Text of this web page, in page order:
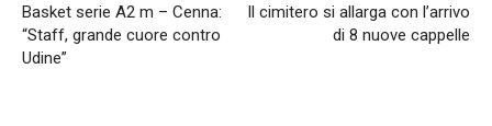
Basket serie A2 m – Cenna:
“Staff, grande cuore contro
Udine”
Il cimitero si allarga con l’arrivo
di 8 nuove cappelle